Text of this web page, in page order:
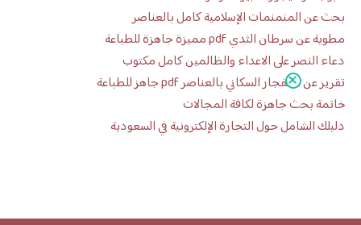
بحث عن المنمنمات الإسلامية كامل بالعناصر
مطوية عن سرطان الثدي pdf مميزة جاهزة للطباعة
دعاء النصر على الاعداء والظالمين كامل مكتوب
تقرير عن الانفجار السكاني بالعناصر pdf جاهز للطباعة
خاتمة بحث جاهزة لكافة المجالات
دليلك الشامل حول التجارة الإلكترونية في السعودية